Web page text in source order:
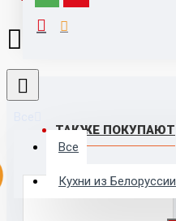
Все
Кухни из Белоруссии
ТАКЖЕ ПОКУПАЮТ